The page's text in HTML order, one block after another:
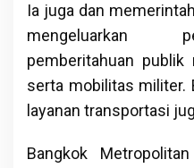
Ia juga dan
mengeluarkan
pemberitahuan
serta mobilitas militer.
layanan transportasi
Bangkok